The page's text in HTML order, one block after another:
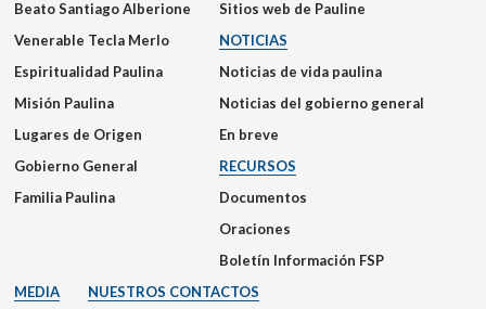
Beato Santiago Alberione
Venerable Tecla Merlo
Espiritualidad Paulina
Misión Paulina
Lugares de Origen
Gobierno General
Familia Paulina
Sitios web de Pauline
NOTICIAS
Noticias de vida paulina
Noticias del gobierno general
En breve
RECURSOS
Documentos
Oraciones
Boletín Información FSP
MEDIA
NUESTROS CONTACTOS